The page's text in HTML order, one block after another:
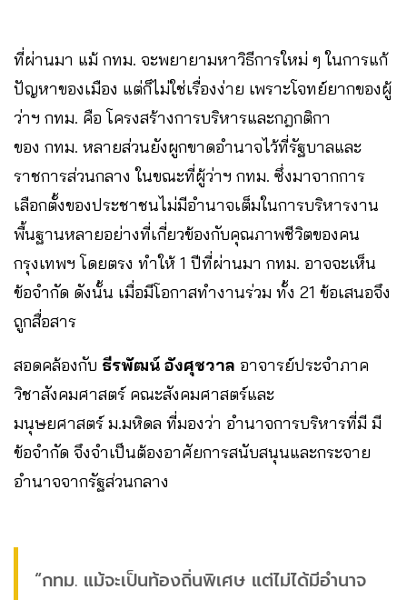
ที่ผ่านมา แม้ กทม. จะพยายามหาวิธีการใหม่ ๆ ในการแก้
ปัญหาของเมือง แต่ก็ไม่ใช่เรื่องง่าย เพราะโจทย์ยากของผู้
ว่าฯ กทม. คือ โครงสร้างการบริหารและกฎกติกา
ของ กทม. หลายส่วนยังผูกขาดอำนาจไว้ที่รัฐบาลและ
ราชการส่วนกลาง ในขณะที่ผู้ว่าฯ กทม. ซึ่งมาจากการ
เลือกตั้งของประชาชนไม่มีอำนาจเต็มในการบริหารงาน
พื้นฐานหลายอย่างที่เกี่ยวข้องกับคุณภาพชีวิตของคน
กรุงเทพฯ โดยตรง ทำให้ 1 ปีที่ผ่านมา กทม. อาจจะเห็น
ข้อจำกัด ดังนั้น เมื่อมีโอกาสทำงานร่วม ทั้ง 21 ข้อเสนอจึง
ถูกสื่อสาร
สอดคล้องกับ ธีรพัฒน์ อังศุชวาล อาจารย์ประจำภาค
วิชาสังคมศาสตร์ คณะสังคมศาสตร์และ
มนุษยศาสตร์ ม.มหิดล ที่มองว่า อำนาจการบริหารที่มี มี
ข้อจำกัด จึงจำเป็นต้องอาศัยการสนับสนุนและกระจาย
อำนาจจากรัฐส่วนกลาง
“กทม. แม้จะเป็นท้องถิ่นพิเศษ แต่ไม่ได้มีอำนาจ